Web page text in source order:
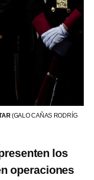
(GALO CAÑAS RODRÍG
los
operaciones